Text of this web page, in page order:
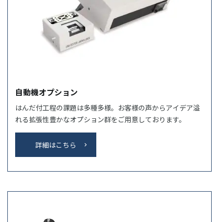
自動機オプション
はんだ付工程の課題は多種多様。お客様の声からアイデア溢
れる拡張性豊かなオプション群をご用意しております。
詳細はこちら